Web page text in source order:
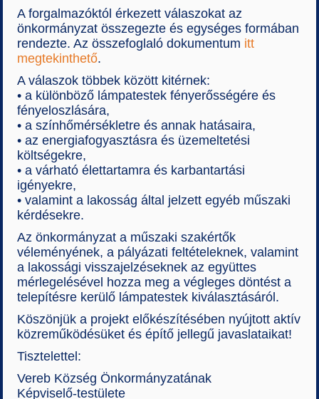
A forgalmazóktól érkezett válaszokat az
önkormányzat összegezte és egységes formában
rendezte. Az összefoglaló dokumentum itt
megtekinthető.
A válaszok többek között kitérnek:
• a különböző lámpatestek fényerősségére és
fényeloszlására,
• a színhőmérsékletre és annak hatásaira,
• az energiafogyasztásra és üzemeltetési
költségekre,
• a várható élettartamra és karbantartási
igényekre,
• valamint a lakosság által jelzett egyéb műszaki
kérdésekre.
Az önkormányzat a műszaki szakértők
véleményének, a pályázati feltételeknek, valamint
a lakossági visszajelzéseknek az együttes
mérlegelésével hozza meg a végleges döntést a
telepítésre kerülő lámpatestek kiválasztásáról.
Köszönjük a projekt előkészítésében nyújtott aktív
közreműködésüket és építő jellegű javaslataikat!
Tisztelettel:
Vereb Község Önkormányzatának
Képviselő-testülete